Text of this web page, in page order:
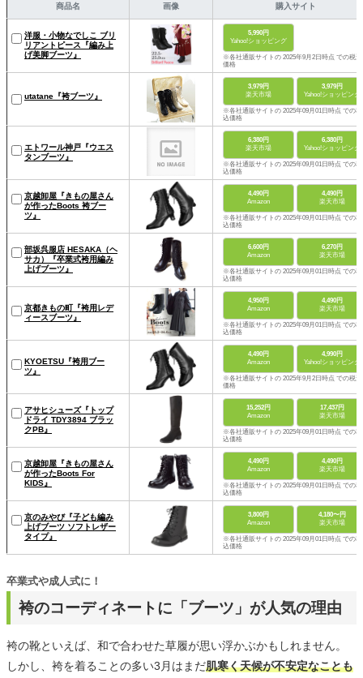
商品名 画像 購入サイト
洋服・小物なでしこ ブリ
リアントピース『編み上
げ美脚ブーツ』
5,990円
Yahoo!ショッピング
※各社通販サイトの 2025年9月2日時点 での税込
価格
utatane『袴ブーツ』
3,979円
楽天市場
3,979円
Yahoo!ショッピング
※各社通販サイトの 2025年09月01日時点 での税
込価格
エトワール神戸『ウエス
タンブーツ』
6,380円
楽天市場
6,380円
Yahoo!ショッピング
※各社通販サイトの 2025年09月01日時点 での税
込価格
京越卸屋『きもの屋さん
が作ったBoots 袴ブー
ツ』
4,490円
Amazon
4,490円
楽天市場
※各社通販サイトの 2025年09月01日時点 での税
込価格
部坂呉服店 HESAKA（ヘ
サカ）『卒業式袴用編み
上げブーツ』
6,600円
Amazon
6,270円
楽天市場
※各社通販サイトの 2025年09月01日時点 での税
込価格
京都きもの町『袴用レデ
ィースブーツ』
4,950円
Amazon
4,490円
楽天市場
※各社通販サイトの 2025年09月01日時点 での税
込価格
KYOETSU『袴用ブー
ツ』
4,490円
Amazon
4,990円
Yahoo!ショッピング
※各社通販サイトの 2025年9月2日時点 での税込
価格
アサヒシューズ『トップ
ドライ TDY3894 ブラッ
クPB』
15,252円
Amazon
17,437円
楽天市場
※各社通販サイトの 2025年09月01日時点 での税
込価格
京越卸屋『きもの屋さん
が作ったBoots For
KIDS』
4,490円
Amazon
4,490円
楽天市場
※各社通販サイトの 2025年09月01日時点 での税
込価格
京のみやび『子ども編み
上げブーツ ソフトレザー
タイプ』
3,800円
Amazon
4,180〜円
楽天市場
※各社通販サイトの 2025年09月01日時点 での税
込価格
袴のコーディネートに「ブーツ」が人気の理由
卒業式や成人式に！
袴の靴といえば、和で合わせた草履が思い浮かぶかもしれません。
しかし、袴を着ることの多い3月はまだ肌寒く天候が不安定なことも